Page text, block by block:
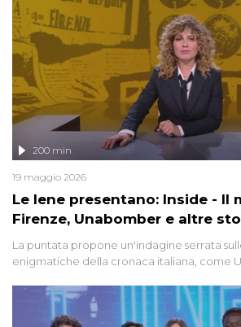
Le Iene presentano: Inside - Il
Firenze, Unabomber e altre
200 min
19 maggio 2026
La puntata propone un'indagine serrata
enigmatiche della cronaca italiana, come
'90 e il 2000 che, inquietantemente,
libertà. Lo speciale affronta inoltre le zone